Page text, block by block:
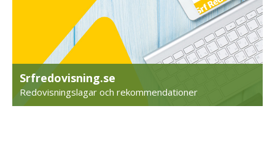
Srfredovisning.se
Redovisningslagar och rekommendationer